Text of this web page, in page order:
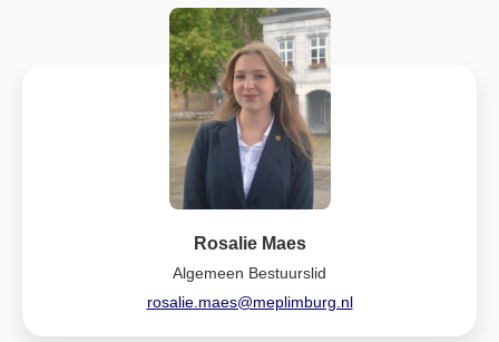
Rosalie Maes
Algemeen Bestuurslid
rosalie.maes@meplimburg.nl